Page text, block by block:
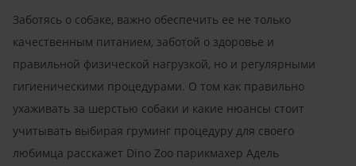
Заботясь о собаке, важно обеспечить ее не только
качественным питанием, заботой о здоровье и
правильной физической нагрузкой, но и регулярными
гигиеническими процедурами. О том как правильно
ухаживать за шерстью собаки и какие нюансы стоит
учитывать выбирая груминг процедуру для своего
любимца расскажет Dino Zoo парикмахер Адель